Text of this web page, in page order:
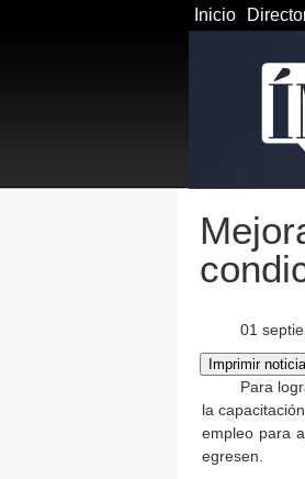
Inicio
01
Para
la
empleo para
egresen.